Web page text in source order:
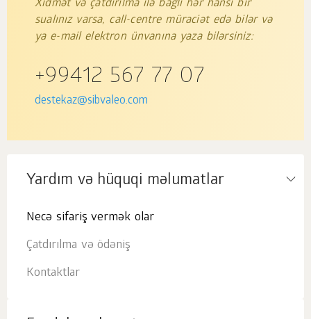
Xidmət və çatdırılma ilə bağlı hər hansı bir
sualınız varsa, call-centre müraciət edə bilər və
ya e-mail elektron ünvanına yaza bilərsiniz:
+99412 567 77 07
destekaz@sibvaleo.com
Yardım və hüquqi məlumatlar
Necə sifariş vermək olar
Çatdırılma və ödəniş
Kontaktlar